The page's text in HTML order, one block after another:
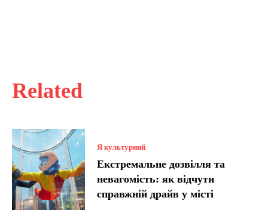
Related
Я культурний
Екстремальне дозвілля та
невагомість: як відчути
справжній драйв у місті